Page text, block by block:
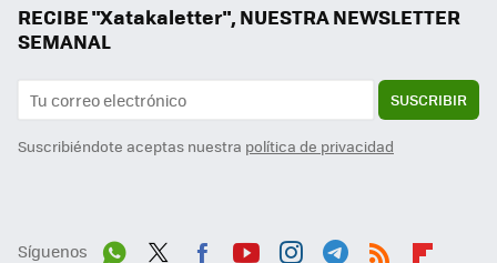
RECIBE "Xatakaletter", NUESTRA NEWSLETTER
SEMANAL
SUSCRIBIR
Suscribiéndote aceptas nuestra política de privacidad
Síguenos